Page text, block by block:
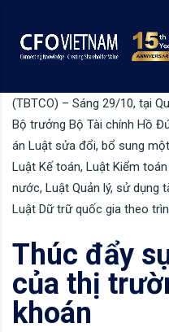
(TBTCO) – Sáng 29/10, tại
Bộ trưởng Bộ Tài chính Hồ
án Luật sửa đổi, bổ sung
Luật Kế toán, Luật Kiểm
nước, Luật Quản lý, sử dụng
Luật Dữ trữ quốc gia theo
Thúc đẩy
của thị
khoán